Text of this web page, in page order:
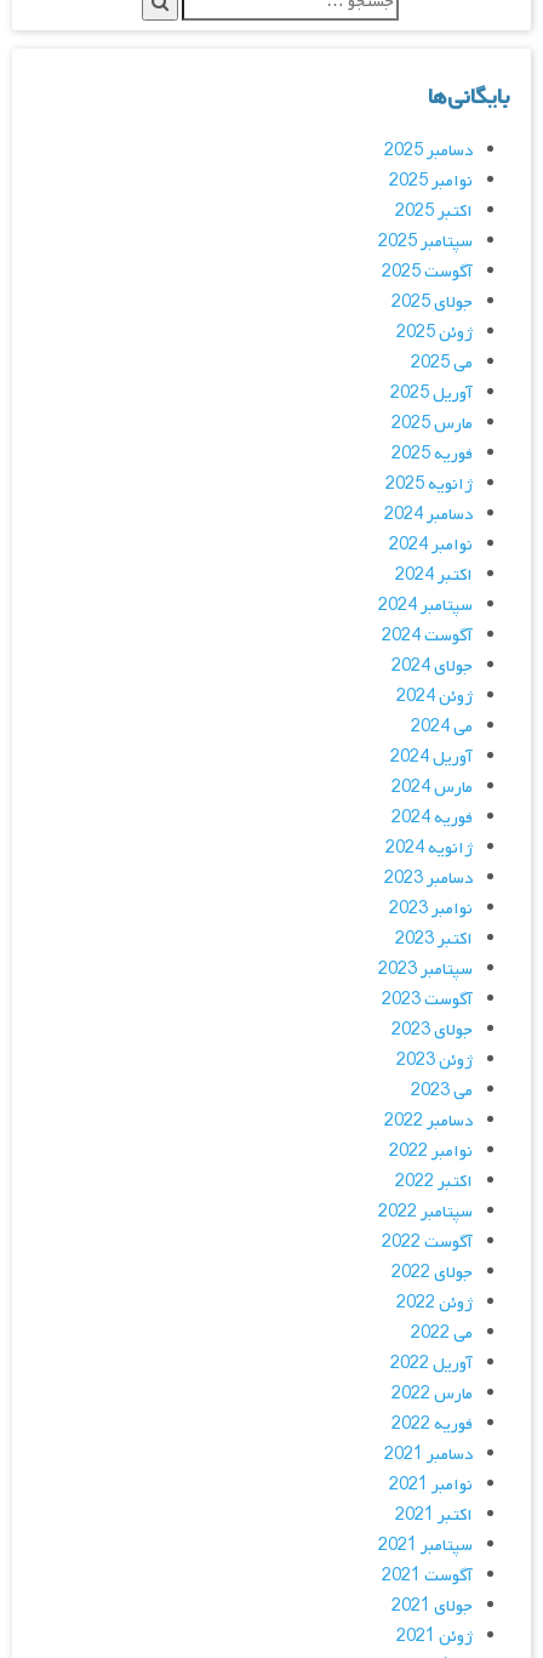
بایگانی‌ها
دسامبر 2025
نوامبر 2025
اکتبر 2025
سپتامبر 2025
آگوست 2025
جولای 2025
ژوئن 2025
می 2025
آوریل 2025
مارس 2025
فوریه 2025
ژانویه 2025
دسامبر 2024
نوامبر 2024
اکتبر 2024
سپتامبر 2024
آگوست 2024
جولای 2024
ژوئن 2024
می 2024
آوریل 2024
مارس 2024
فوریه 2024
ژانویه 2024
دسامبر 2023
نوامبر 2023
اکتبر 2023
سپتامبر 2023
آگوست 2023
جولای 2023
ژوئن 2023
می 2023
دسامبر 2022
نوامبر 2022
اکتبر 2022
سپتامبر 2022
آگوست 2022
جولای 2022
ژوئن 2022
می 2022
آوریل 2022
مارس 2022
فوریه 2022
دسامبر 2021
نوامبر 2021
اکتبر 2021
سپتامبر 2021
آگوست 2021
جولای 2021
ژوئن 2021